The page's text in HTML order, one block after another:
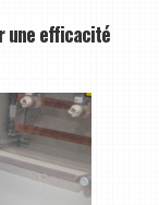
une efficacité